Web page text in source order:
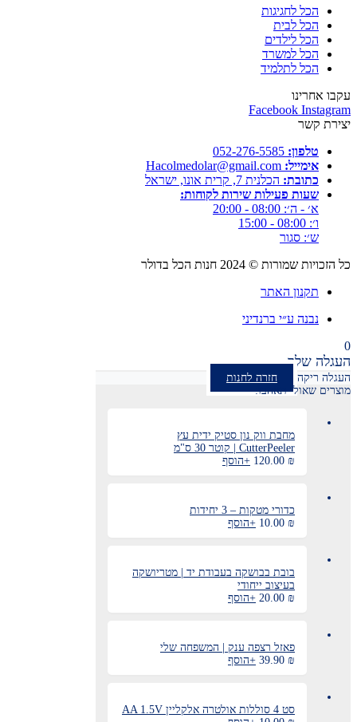
הכל לחגיגות
הכל לבית
הכל לילדים
הכל למשרד
הכל לתלמיד
עקבו אחרינו
Facebook Instagram
יצירת קשר
טלפון: 052-276-5585⁩
אימייל: Hacolmedolar@gmail.com
כתובת: הכלנית 7, קרית אונו, ישראל
שעות פעילות שירות לקוחות:
א׳ - ה׳: 08:00 - 20:00
ו׳: 08:00 - 15:00
ש׳: סגור
כל הזכויות שמורות © 2024 חנות הכל בדולר
תקנון האתר
נבנה ע״י ברנדיני
0
העגלה שלך
העגלה ריקה
חזרה לחנות
מוצרים שאולי תאהבו:
מחבת ווק נון סטיק ידית עץ
CutterPeeler | קוטר 30 ס"מ
120.00 ₪
+הוסף
כדורי מטקות – 3 יחידות
10.00 ₪
+הוסף
בובת בבושקה בעבודת יד | מטריושקה
בעיצוב ייחודי
20.00 ₪
+הוסףלמוצר
סוגים.
ניתן
בעמוד
פאזל רצפה ענק | המשפחה שלי
39.90 ₪
+הוסף
סט 4 סוללות אולטרה אלקליין AA 1.5V